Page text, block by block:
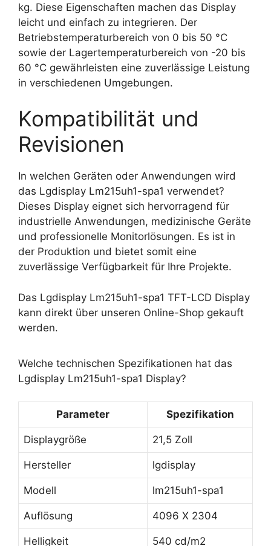
kg. Diese Eigenschaften machen das Display
leicht und einfach zu integrieren. Der
Betriebstemperaturbereich von 0 bis 50 °C
sowie der Lagertemperaturbereich von -20 bis
60 °C gewährleisten eine zuverlässige Leistung
in verschiedenen Umgebungen.
Kompatibilität und
Revisionen
In welchen Geräten oder Anwendungen wird
das Lgdisplay Lm215uh1-spa1 verwendet?
Dieses Display eignet sich hervorragend für
industrielle Anwendungen, medizinische Geräte
und professionelle Monitorlösungen. Es ist in
der Produktion und bietet somit eine
zuverlässige Verfügbarkeit für Ihre Projekte.
Das Lgdisplay Lm215uh1-spa1 TFT-LCD Display
kann direkt über unseren Online-Shop gekauft
werden.
Welche technischen Spezifikationen hat das
Lgdisplay Lm215uh1-spa1 Display?
Parameter Spezifikation
Displaygröße 21,5 Zoll
Hersteller lgdisplay
Modell lm215uh1-spa1
Auflösung 4096 X 2304
Helligkeit 540 cd/m2